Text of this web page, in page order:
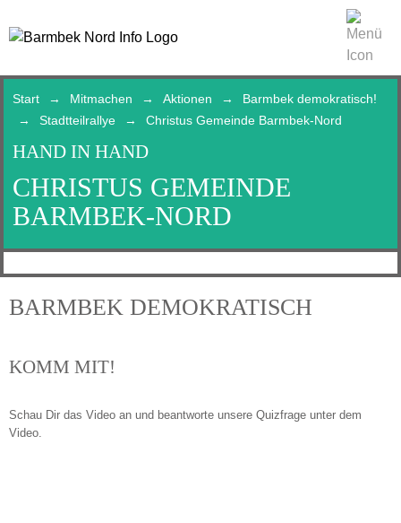
Start Mitmachen Aktionen
Barmbek demokratisch!
Stadtteilrallye
Christus Gemeinde Barmbek-Nord
HAND IN HAND
CHRISTUS GEMEINDE
BARMBEK-NORD
BARMBEK DEMOKRATISCH
KOMM MIT!
Schau Dir das Video an und beantworte unsere Quizfrage unter dem
Video.